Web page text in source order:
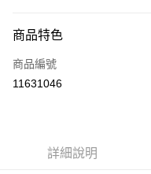
信用卡一次付款
LINE Pay
商品特色
商品編號
11631046
詳細說明